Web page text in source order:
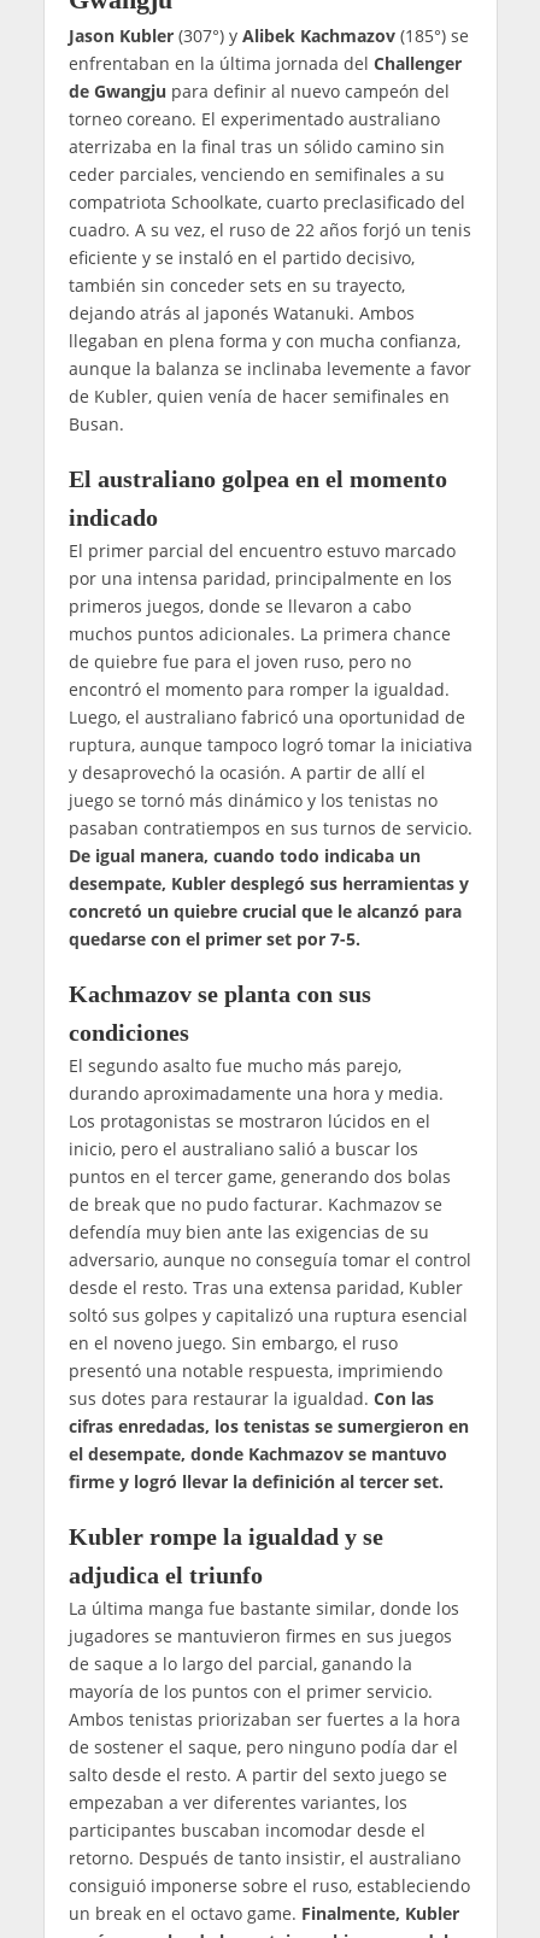
Jason Kubler(307°) y Alibek Kachmazov(185°) se
enfrentaban en la última jornada del Challenger
de Gwangju para definir al nuevo campeón del
torneo coreano. El experimentado australiano
aterrizaba en la final tras un sólido camino sin
ceder parciales, venciendo en semifinales a su
compatriota Schoolkate, cuarto preclasificado del
cuadro. A su vez, el ruso de 22 años forjó un tenis
eficiente y se instaló en el partido decisivo,
también sin conceder sets en su trayecto,
dejando atrás al japonés Watanuki. Ambos
llegaban en plena forma y con mucha confianza,
aunque la balanza se inclinaba levemente a favor
de Kubler, quien venía de hacer semifinales en
Busan.
El australiano golpea en el momento
indicado
El primer parcial del encuentro estuvo marcado
por una intensa paridad, principalmente en los
primeros juegos, donde se llevaron a cabo
muchos puntos adicionales. La primera chance
de quiebre fue para el joven ruso, pero no
encontró el momento para romper la igualdad.
Luego, el australiano fabricó una oportunidad de
ruptura, aunque tampoco logró tomar la iniciativa
y desaprovechó la ocasión. A partir de allí el
juego se tornó más dinámico y los tenistas no
pasaban contratiempos en sus turnos de servicio.
De igual manera, cuando todo indicaba un
desempate, Kubler desplegó sus herramientas y
concretó un quiebre crucial que le alcanzó para
quedarse con el primer set por 7-5.
Kachmazov se planta con sus
condiciones
El segundo asalto fue mucho más parejo,
durando aproximadamente una hora y media.
Los protagonistas se mostraron lúcidos en el
inicio, pero el australiano salió a buscar los
puntos en el tercer game, generando dos bolas
de break que no pudo facturar. Kachmazov se
defendía muy bien ante las exigencias de su
adversario, aunque no conseguía tomar el control
desde el resto. Tras una extensa paridad, Kubler
soltó sus golpes y capitalizó una ruptura esencial
en el noveno juego. Sin embargo, el ruso
presentó una notable respuesta, imprimiendo
sus dotes para restaurar la igualdad. Con las
cifras enredadas, los tenistas se sumergieron en
el desempate, donde Kachmazov se mantuvo
firme y logró llevar la definición al tercer set.
Kubler rompe la igualdad y se
adjudica el triunfo
La última manga fue bastante similar, donde los
jugadores se mantuvieron firmes en sus juegos
de saque a lo largo del parcial, ganando la
mayoría de los puntos con el primer servicio.
Ambos tenistas priorizaban ser fuertes a la hora
de sostener el saque, pero ninguno podía dar el
salto desde el resto. A partir del sexto juego se
empezaban a ver diferentes variantes, los
participantes buscaban incomodar desde el
retorno. Después de tanto insistir, el australiano
consiguió imponerse sobre el ruso, estableciendo
un break en el octavo game. Finalmente, Kubler